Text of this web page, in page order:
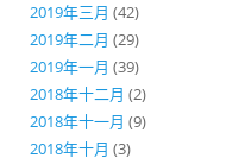
2019年三月 (42)
2019年二月 (29)
2019年一月 (39)
2018年十二月 (2)
2018年十一月 (9)
2018年十月 (3)